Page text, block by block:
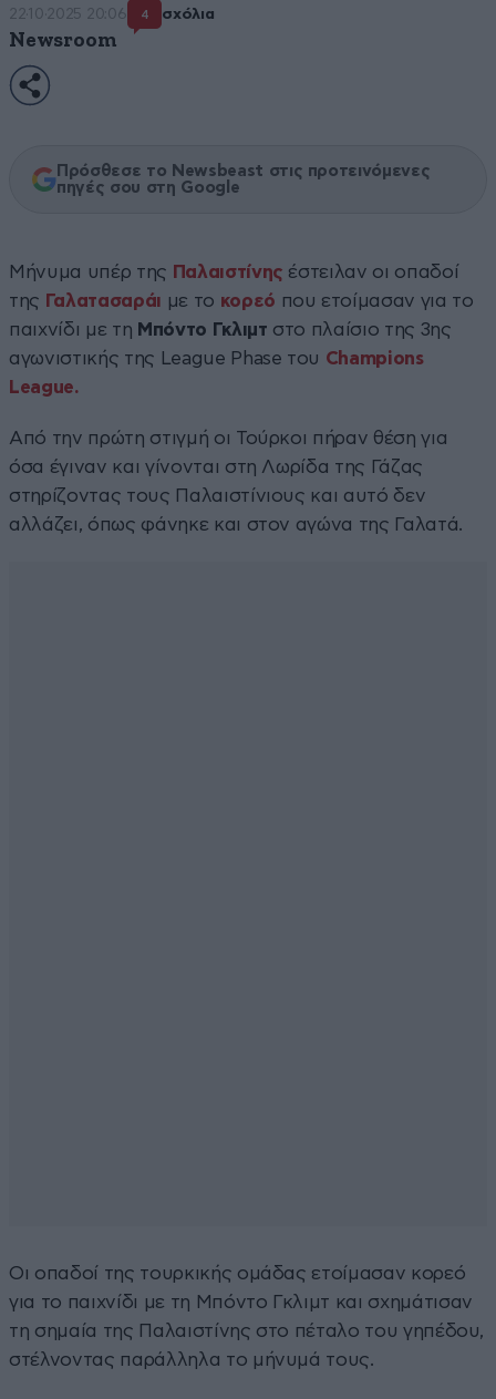
22·10·2025 20:06 4 σχόλια
Newsroom
Πρόσθεσε το Newsbeast στις προτεινόμενες
πηγές σου στη Google
Μήνυμα υπέρ της Παλαιστίνης έστειλαν οι οπαδοί
της Γαλατασαράι με το κορεό που ετοίμασαν για το
παιχνίδι με τη Μπόντο Γκλιμτ στο πλαίσιο της 3ης
αγωνιστικής της League Phase του Champions
League.
Από την πρώτη στιγμή οι Τούρκοι πήραν θέση για
όσα έγιναν και γίνονται στη Λωρίδα της Γάζας
στηρίζοντας τους Παλαιστίνιους και αυτό δεν
αλλάζει, όπως φάνηκε και στον αγώνα της Γαλατά.
Οι οπαδοί της τουρκικής ομάδας ετοίμασαν κορεό
για το παιχνίδι με τη Μπόντο Γκλιμτ και σχημάτισαν
τη σημαία της Παλαιστίνης στο πέταλο του γηπέδου,
στέλνοντας παράλληλα το μήνυμά τους.